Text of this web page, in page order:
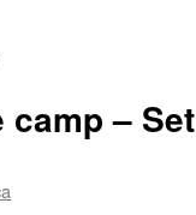
–